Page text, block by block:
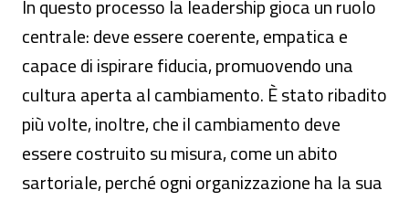
In questo processo la leadership gioca un ruolo
centrale: deve essere coerente, empatica e
capace di ispirare fiducia, promuovendo una
cultura aperta al cambiamento. È stato ribadito
più volte, inoltre, che il cambiamento deve
essere costruito su misura, come un abito
sartoriale, perché ogni organizzazione ha la sua